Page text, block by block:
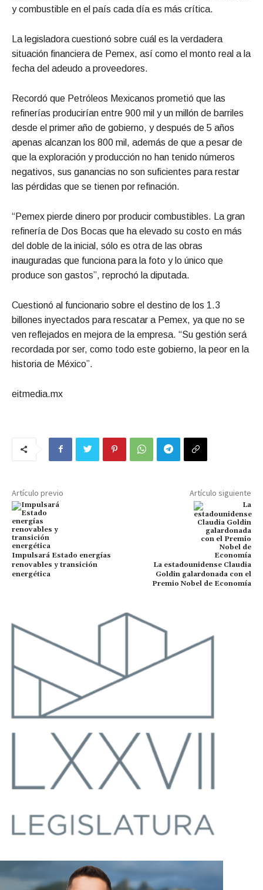
y combustible en el país cada día es más crítica.
La legisladora cuestionó sobre cuál es la verdadera
situación financiera de Pemex, así como el monto real a la
fecha del adeudo a proveedores.
Recordó que Petróleos Mexicanos prometió que las
refinerías producirían entre 900 mil y un millón de barriles
desde el primer año de gobierno, y después de 5 años
apenas alcanzan los 800 mil, además de que a pesar de
que la exploración y producción no han tenido números
negativos, sus ganancias no son suficientes para restar
las pérdidas que se tienen por refinación.
“Pemex pierde dinero por producir combustibles. La gran
refinería de Dos Bocas que ha elevado su costo en más
del doble de la inicial, sólo es otra de las obras
inauguradas que funciona para la foto y lo único que
produce son gastos”, reprochó la diputada.
Cuestionó al funcionario sobre el destino de los 1.3
billones inyectados para rescatar a Pemex, ya que no se
ven reflejados en mejora de la empresa. “Su gestión será
recordada por ser, como todo este gobierno, la peor en la
historia de México”.
eitmedia.mx
Artículo previo
Impulsará Estado energías
renovables y transición
energética
Artículo siguiente
La estadounidense Claudia
Goldin galardonada con el
Premio Nobel de Economía